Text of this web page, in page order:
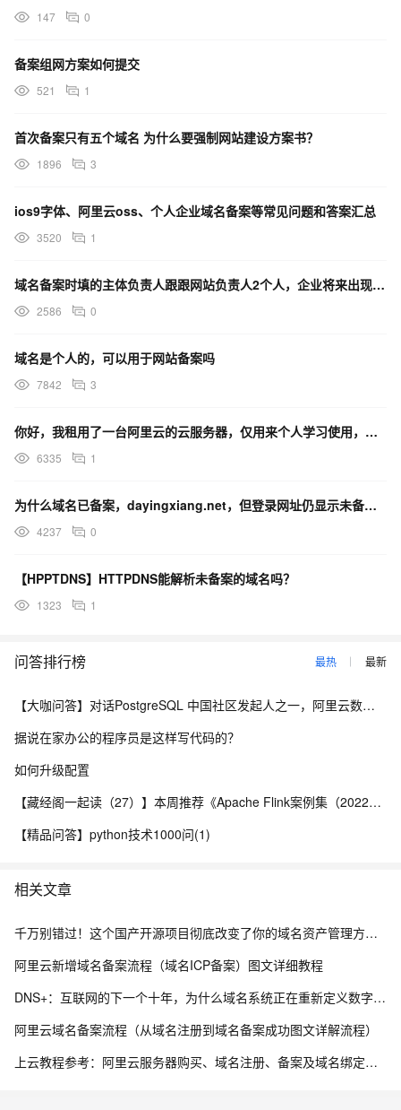
147 0
备案组网方案如何提交
521 1
首次备案只有五个域名 为什么要强制网站建设方案书？
1896 3
ios9字体、阿里云oss、个人企业域名备案等常见问题和答案汇总
3520 1
域名备案时填的主体负责人跟跟网站负责人2个人，企业将来出现经营风险谁承担
2586 0
域名是个人的，可以用于网站备案吗
7842 3
你好，我租用了一台阿里云的云服务器，仅用来个人学习使用，通过ip访问就行了，需要备案吗？
6335 1
为什么域名已备案，dayingxiang.net，但登录网址仍显示未备案？
4237 0
【HPPTDNS】HTTPDNS能解析未备案的域名吗？
1323 1
问答排行榜 最热 最新
【大咖问答】对话PostgreSQL 中国社区发起人之一，阿里云数据库高级专家 德哥
据说在家办公的程序员是这样写代码的？
如何升级配置
【藏经阁一起读（27）】本周推荐《Apache Flink案例集（2022版）》，你有哪些心得？
【精品问答】python技术1000问(1)
相关文章
千万别错过！这个国产开源项目彻底改变了你的域名资产管理方式，收藏它相当于多一个安全专家！
阿里云新增域名备案流程（域名ICP备案）图文详细教程
DNS+：互联网的下一个十年，为什么域名系统正在重新定义数字生态？ ——解读《“DNS+”发展白皮书（2023）》
阿里云域名备案流程（从域名注册到域名备案成功图文详解流程）
上云教程参考：阿里云服务器购买、域名注册、备案及域名绑定全流程指南